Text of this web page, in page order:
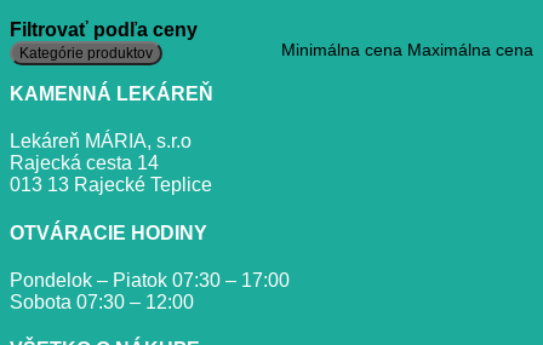
Filtrovať podľa ceny
Minimálna cena Maximálna cena
Kategórie produktov
KAMENNÁ LEKÁREŇ
Lekáreň MÁRIA, s.r.o
Rajecká cesta 14
013 13 Rajecké Teplice
OTVÁRACIE HODINY
Pondelok – Piatok 07:30 – 17:00
Sobota 07:30 – 12:00